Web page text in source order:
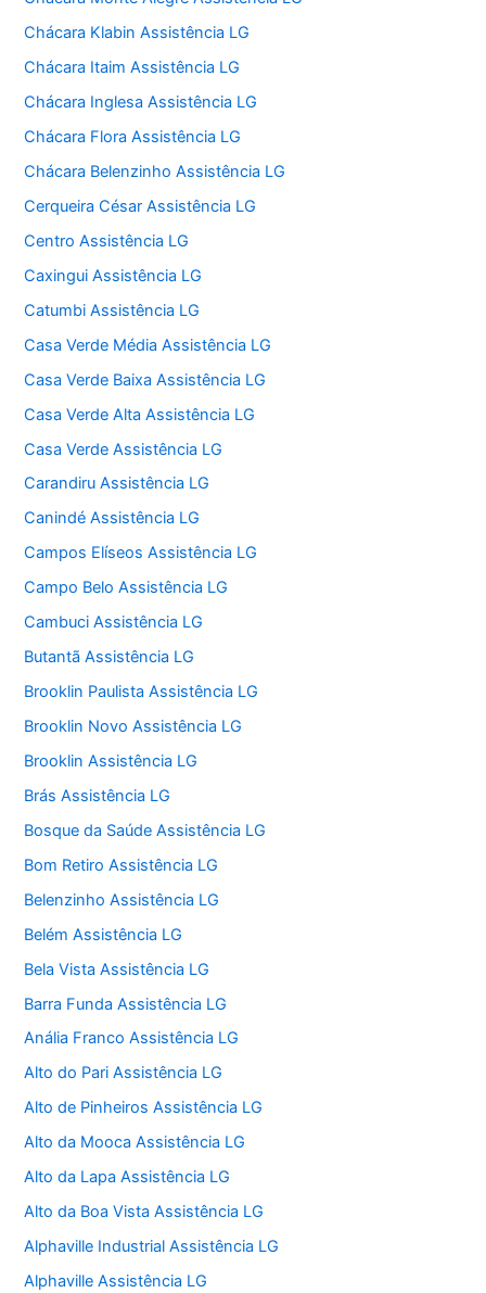
Chácara Klabin Assistência LG
Chácara Itaim Assistência LG
Chácara Inglesa Assistência LG
Chácara Flora Assistência LG
Chácara Belenzinho Assistência LG
Cerqueira César Assistência LG
Centro Assistência LG
Caxingui Assistência LG
Catumbi Assistência LG
Casa Verde Média Assistência LG
Casa Verde Baixa Assistência LG
Casa Verde Alta Assistência LG
Casa Verde Assistência LG
Carandiru Assistência LG
Canindé Assistência LG
Campos Elíseos Assistência LG
Campo Belo Assistência LG
Cambuci Assistência LG
Butantã Assistência LG
Brooklin Paulista Assistência LG
Brooklin Novo Assistência LG
Brooklin Assistência LG
Brás Assistência LG
Bosque da Saúde Assistência LG
Bom Retiro Assistência LG
Belenzinho Assistência LG
Belém Assistência LG
Bela Vista Assistência LG
Barra Funda Assistência LG
Anália Franco Assistência LG
Alto do Pari Assistência LG
Alto de Pinheiros Assistência LG
Alto da Mooca Assistência LG
Alto da Lapa Assistência LG
Alto da Boa Vista Assistência LG
Alphaville Industrial Assistência LG
Alphaville Assistência LG